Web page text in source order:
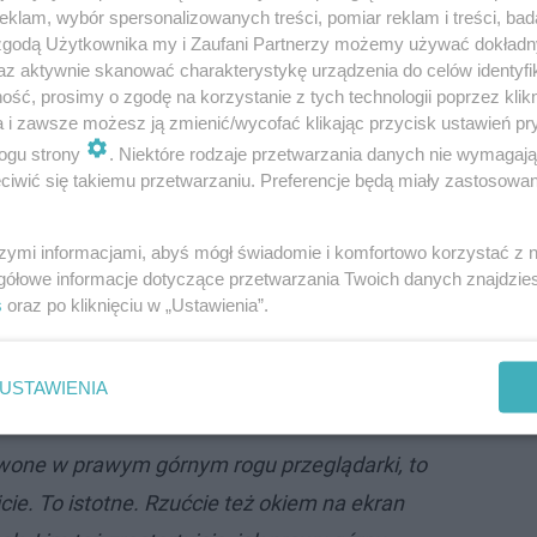
planują cyberatak na Polskę?! Gen.
się na bezpiecznym połączeniu internetowym. Nie
wi-fi na mieście, o którego dostawcy nie
jednak co chroni nas komputer przed ingerencją
i bez czego nasza praca nie może się
by chronić nas przed cyberprzestępczością, a
zasadzie -
w prawym górnym rogu przeglądarki, to
To istotne. Rzućcie też okiem na ekran
wybór spersonalizowanych treści, pomiar reklam i treści,
Użytkownika my i Zaufani Partnerzy możemy używać
aktywnie skanować charakterystykę urządzenia do celów
prosimy o zgodę na korzystanie z tych technologii poprzez
i zawsze możesz ją zmienić/wycofać klikając przycisk ustawień
strony
. Niektóre rodzaje przetwarzania danych nie
się takiemu przetwarzaniu. Preferencje będą miały
informacjami, abyś mógł świadomie i komfortowo korzystać z
informacje dotyczące przetwarzania Twoich danych
oraz po kliknięciu w „Ustawienia”.
USTAWIENIA